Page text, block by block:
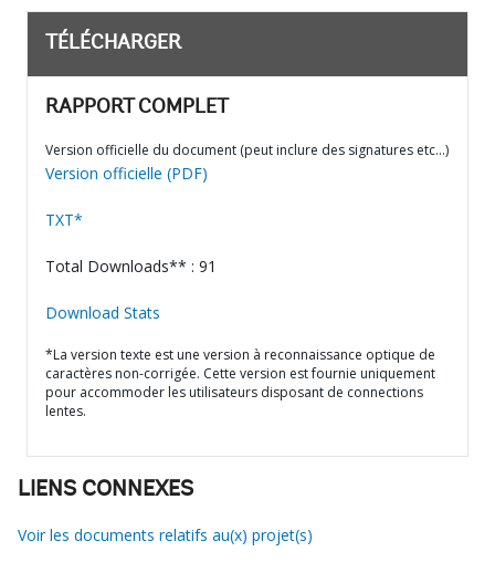
TÉLÉCHARGER
RAPPORT COMPLET
Version officielle du document (peut inclure des signatures etc…)
Version officielle (PDF)
TXT*
Total Downloads** : 91
Download Stats
*La version texte est une version à reconnaissance optique de
caractères non-corrigée. Cette version est fournie uniquement
pour accommoder les utilisateurs disposant de connections
lentes.
LIENS CONNEXES
Voir les documents relatifs au(x) projet(s)